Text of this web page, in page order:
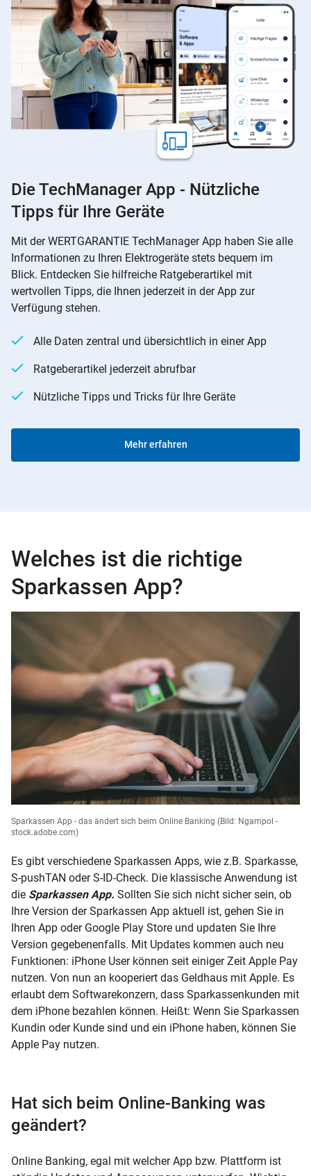
Die TechManager App - Nützliche
Tipps für Ihre Geräte
Mit der WERTGARANTIE TechManager App haben Sie alle
Informationen zu Ihren Elektrogeräte stets bequem im
Blick. Entdecken Sie hilfreiche Ratgeberartikel mit
wertvollen Tipps, die Ihnen jederzeit in der App zur
Verfügung stehen.
Alle Daten zentral und übersichtlich in einer App
Ratgeberartikel jederzeit abrufbar
Nützliche Tipps und Tricks für Ihre Geräte
Mehr erfahren
Welches ist die richtige
Sparkassen App?
Sparkassen App - das ändert sich beim Online Banking (Bild: Ngampol -
stock.adobe.com)
Es gibt verschiedene Sparkassen Apps, wie z.B. Sparkasse,
S-pushTAN oder S-ID-Check. Die klassische Anwendung ist
die Sparkassen App. Sollten Sie sich nicht sicher sein, ob
Ihre Version der Sparkassen App aktuell ist, gehen Sie in
Ihren App oder Google Play Store und updaten Sie Ihre
Version gegebenenfalls. Mit Updates kommen auch neu
Funktionen: iPhone User können seit einiger Zeit Apple Pay
nutzen. Von nun an kooperiert das Geldhaus mit Apple. Es
erlaubt dem Softwarekonzern, dass Sparkassenkunden mit
dem iPhone bezahlen können. Heißt: Wenn Sie Sparkassen
Kundin oder Kunde sind und ein iPhone haben, können Sie
Apple Pay nutzen.
Hat sich beim Online-Banking was
geändert?
Online Banking, egal mit welcher App bzw. Plattform ist